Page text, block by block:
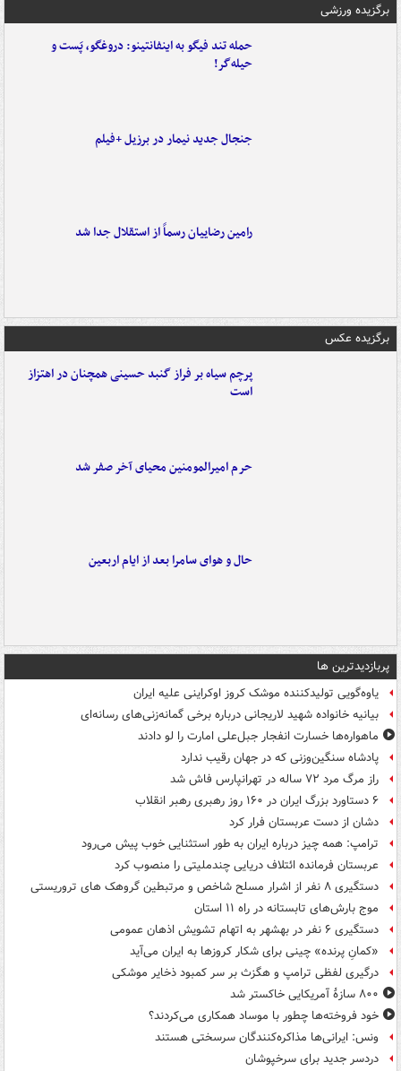
برگزیده ورزشی
حمله تند فیگو به اینفانتینو: دروغگو، پَست‌ و
حیله‌گر!
جنجال جدید نیمار در برزیل +فیلم
رامین رضاییان رسماً از استقلال جدا شد
برگزیده عکس
پرچم سیاه بر فراز گنبد حسینی همچنان در اهتزاز
است
حرم امیرالمومنین محیای آخر صفر شد
حال و هوای سامرا بعد از ایام اربعین
پربازدیدترین ها
یاوه‌گویی تولیدکننده موشک کروز اوکراینی علیه ایران
بیانیه خانواده شهید لاریجانی درباره برخی گمانه‌زنی‌های رسانه‌ای
ماهواره‌ها خسارت انفجار جبل‌علی امارت را لو دادند
پادشاه سنگین‌وزنی که در جهان رقیب ندارد
راز مرگ مرد ۷۲ ساله در تهرانپارس فاش شد
۶ دستاورد بزرگ ایران در ۱۶۰ روز رهبری رهبر انقلاب
دشان از دست عربستان فرار کرد
ترامپ: همه چیز درباره ایران به طور استثنایی خوب پیش می‌رود
عربستان فرمانده ائتلاف دریایی چندملیتی را منصوب کرد
دستگیری ۸ نفر از اشرار مسلح شاخص و مرتبطین گروهک های تروریستی
موج بارش‌های تابستانه در راه ۱۱ استان
دستگیری ۶ نفر در بهشهر به اتهام تشویش اذهان عمومی
«کمانِ پرنده» چینی برای شکار کروزها به ایران می‌آید
درگیری لفظی ترامپ و هگزث بر سر کمبود ذخایر موشکی
۸۰۰ سازۀ آمریکایی خاکستر شد
خود فروخته‌ها چطور با موساد همکاری می‌کردند؟
ونس: ایرانی‌ها مذاکره‌کنندگان سرسختی هستند
دردسر جدید برای سرخپوشان